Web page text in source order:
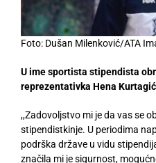
Foto: Dušan Milenković/ATA
U ime sportista stipendista
reprezentativka Hena
,,Zadovoljstvo mi je da vas se
stipendistkinje. U periodima
podrška države u vidu
značila mi je sigurnost,